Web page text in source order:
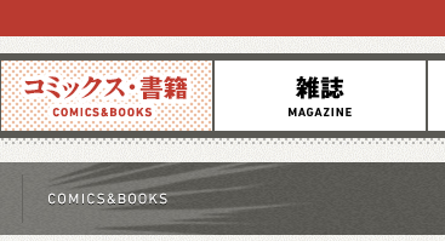
コミックス 雑誌